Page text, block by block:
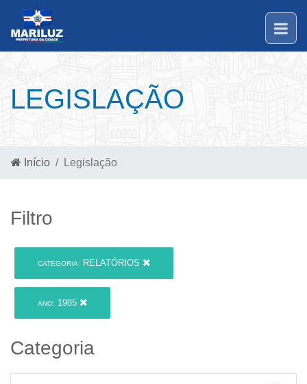
LEGISLAÇÃO
Início Legislação
Filtro
CATEGORIA: RELATÓRIOS
ANO: 1985
Categoria